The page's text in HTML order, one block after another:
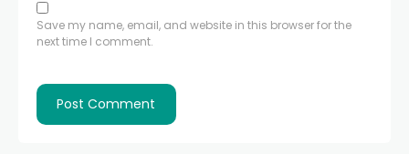
Save my name, email, and website in this browser for the
next time I comment.